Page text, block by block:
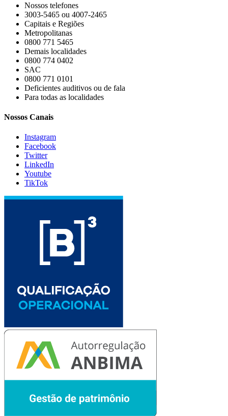
Nossos telefones
3003-5465 ou 4007-2465
Capitais e Regiões
Metropolitanas
0800 771 5465
Demais localidades
0800 774 0402
SAC
0800 771 0101
Deficientes auditivos ou de fala
Para todas as localidades
Nossos Canais
Instagram
Facebook
Twitter
LinkedIn
Youtube
TikTok